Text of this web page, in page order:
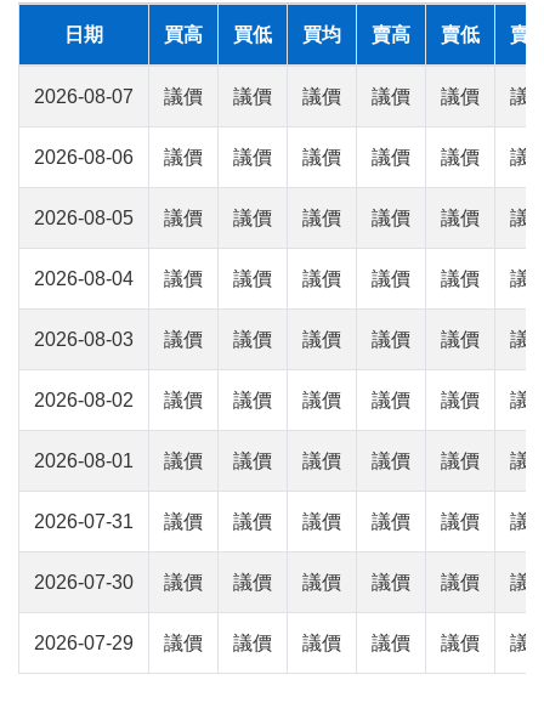
日期 買高 買低 買均 賣高 賣低 賣
2026-08-07 議價 議價 議價 議價 議價 議
2026-08-06 議價 議價 議價 議價 議價 議
2026-08-05 議價 議價 議價 議價 議價 議
2026-08-04 議價 議價 議價 議價 議價 議
2026-08-03 議價 議價 議價 議價 議價 議
2026-08-02 議價 議價 議價 議價 議價 議
2026-08-01 議價 議價 議價 議價 議價 議
2026-07-31 議價 議價 議價 議價 議價 議
2026-07-30 議價 議價 議價 議價 議價 議
2026-07-29 議價 議價 議價 議價 議價 議